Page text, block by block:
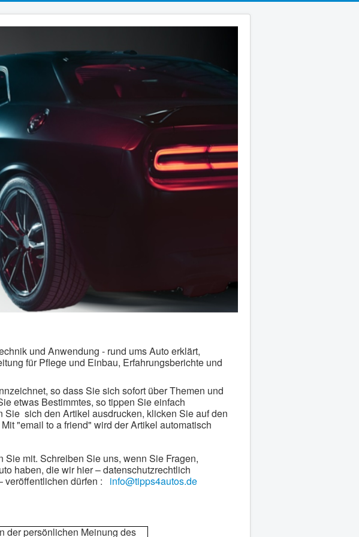
und Anwendung - rund ums Auto erklärt,
für Pflege und Einbau, Erfahrungsberichte und
so dass Sie sich sofort über Themen und
etwas Bestimmtes, so tippen Sie einfach
sich den Artikel ausdrucken, klicken Sie auf den
"email to a friend" wird der Artikel automatisch
mit. Schreiben Sie uns, wenn Sie Fragen,
haben, die wir hier – datenschutzrechtlich
veröffentlichen dürfen : info@tipps4autos.de
der persönlichen Meinung des